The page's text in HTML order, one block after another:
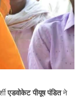
एडवोकेट पीयूष पंडितने